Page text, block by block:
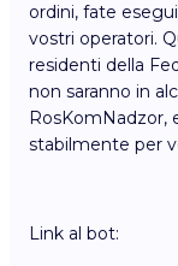
ordini, fate
vostri operatori.
residenti della
non saranno in
RosKomNadzor,
stabilmente per
Link al bot: